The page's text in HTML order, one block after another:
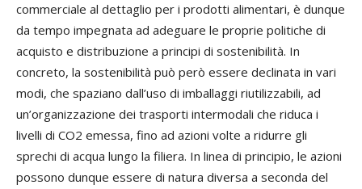
commerciale al dettaglio per i prodotti alimentari, è dunque
da tempo impegnata ad adeguare le proprie politiche di
acquisto e distribuzione a principi di sostenibilità. In
concreto, la sostenibilità può però essere declinata in vari
modi, che spaziano dall’uso di imballaggi riutilizzabili, ad
un’organizzazione dei trasporti intermodali che riduca i
livelli di CO2 emessa, fino ad azioni volte a ridurre gli
sprechi di acqua lungo la filiera. In linea di principio, le azioni
possono dunque essere di natura diversa a seconda del